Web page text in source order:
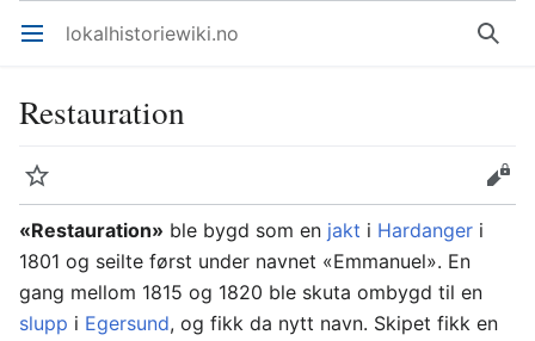
Åpne hovedmenyen lokalhistoriewiki.no Søk
Restauration
Overvåk
Rediger
«Restauration» ble bygd som en jakt i Hardanger i
1801 og seilte først under navnet «Emmanuel». En
gang mellom 1815 og 1820 ble skuta ombygd til en
slupp i Egersund, og fikk da nytt navn. Skipet fikk en